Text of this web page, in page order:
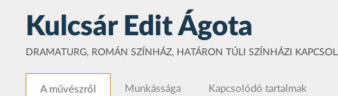
Kulcsár Edit Ágota
DRAMATURG, ROMÁN SZÍNHÁZ, HATÁRON TÚLI SZÍNHÁZI
A művészről Munkássága Kapcsolódó tartalmak